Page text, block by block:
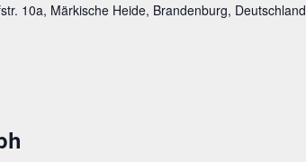
10a, Märkische Heide, Brandenburg, Deutschland